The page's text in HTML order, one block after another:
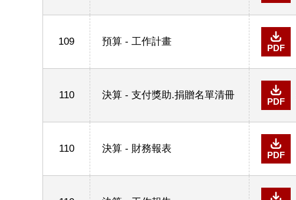
109 預算 - 工作計畫
PDF
110 決算 - 支付獎助.捐贈名單清冊
PDF
110 決算 - 財務報表
PDF